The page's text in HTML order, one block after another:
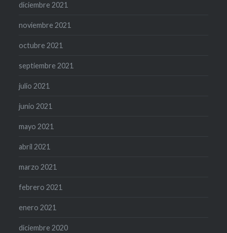
diciembre 2021
noviembre 2021
octubre 2021
septiembre 2021
julio 2021
junio 2021
mayo 2021
abril 2021
marzo 2021
febrero 2021
enero 2021
diciembre 2020